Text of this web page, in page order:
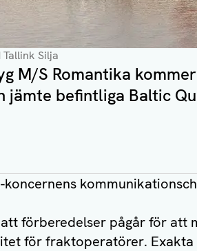
Silja
M/S Romantika
jämte befintliga Baltic
förberedelser pågår för att
för fraktoperatörer.